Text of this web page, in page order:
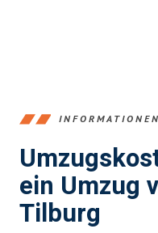
INFORMATIONEN
ein Umzug
Tilburg